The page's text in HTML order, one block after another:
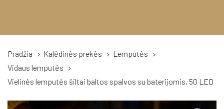
Pradžia Kalėdinės prekės
Lemputės
Vidaus lemputės
Vielinės lemputės šiltai baltos spalvos su baterijomis, 50 LED